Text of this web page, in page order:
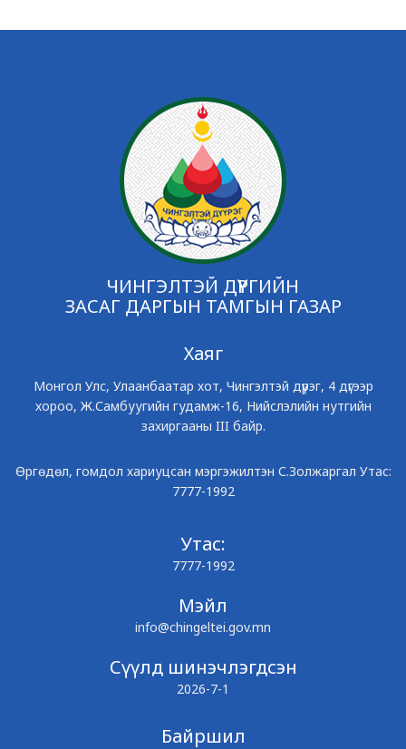
ЧИНГЭЛТЭЙ ДҮҮРГИЙН
ЗАСАГ ДАРГЫН ТАМГЫН ГАЗАР
Хаяг
Монгол Улс, Улаанбаатар хот, Чингэлтэй дүүрэг, 4 дүгээр
хороо, Ж.Самбуугийн гудамж-16, Нийслэлийн нутгийн
захиргааны III байр.
Өргөдөл, гомдол хариуцсан мэргэжилтэн С.Золжаргал Утас:
7777-1992
Утас:
7777-1992
Мэйл
info@chingeltei.gov.mn
Сүүлд шинэчлэгдсэн
2026-7-1
Байршил